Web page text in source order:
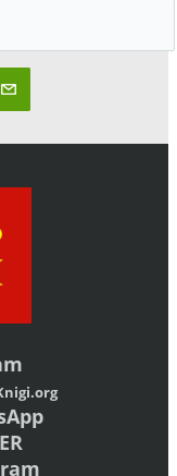
org